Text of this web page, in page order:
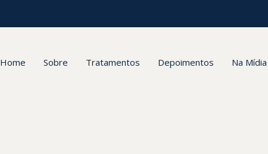
Home Sobre Tratamentos Depoimentos Na Mídia